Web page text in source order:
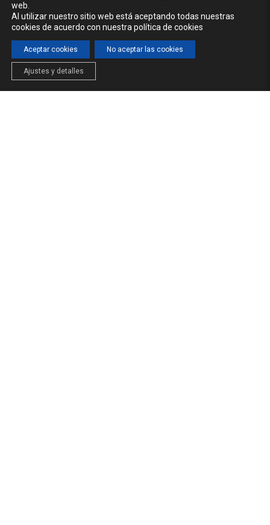
web.
Al utilizar nuestro sitio web está aceptando todas nuestras
cookies de acuerdo con nuestra política de cookies
Aceptar cookies No aceptar las cookies
Ajustes y detalles